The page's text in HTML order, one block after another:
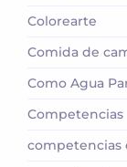
Colorearte
Comida de
Como Agua
Competencias
competencias